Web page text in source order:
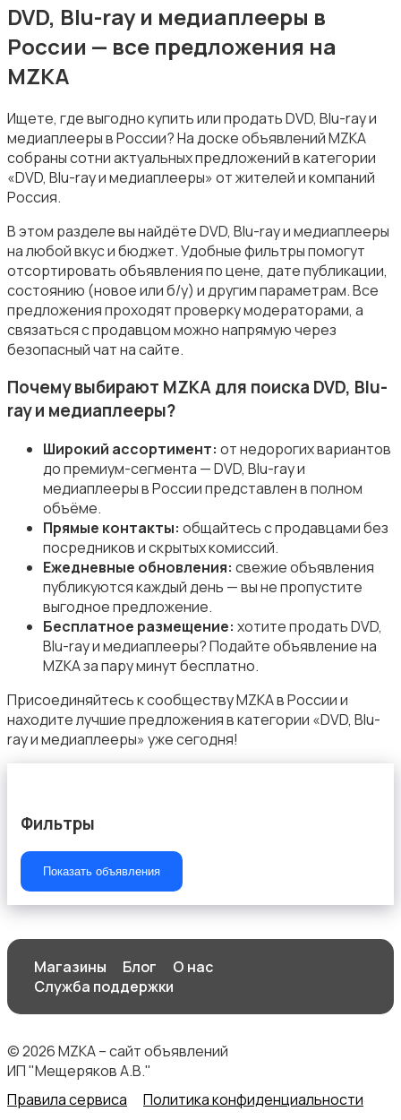
Электронные книги
Спутниковое и цифровое ТВ
Аудиоусилители и ресиверы
Наушники
Микрофоны
Аксессуары
ТВ-приставки
DVD, Blu-ray и медиаплееры в
России — все предложения на
MZKA
Ищете, где выгодно купить или продать DVD, Blu-ray и
медиаплееры в России? На доске объявлений MZKA
собраны сотни актуальных предложений в категории
«DVD, Blu-ray и медиаплееры» от жителей и компаний
Россия.
В этом разделе вы найдёте DVD, Blu-ray и медиаплееры
на любой вкус и бюджет. Удобные фильтры помогут
отсортировать объявления по цене, дате публикации,
состоянию (новое или б/у) и другим параметрам. Все
предложения проходят проверку модераторами, а
связаться с продавцом можно напрямую через
безопасный чат на сайте.
Почему выбирают MZKA для поиска DVD, Blu-
ray и медиаплееры?
Широкий ассортимент: от недорогих вариантов
до премиум-сегмента — DVD, Blu-ray и
медиаплееры в России представлен в полном
объёме.
Прямые контакты: общайтесь с продавцами без
посредников и скрытых комиссий.
Ежедневные обновления: свежие объявления
публикуются каждый день — вы не пропустите
выгодное предложение.
Бесплатное размещение: хотите продать DVD,
Blu-ray и медиаплееры? Подайте объявление на
MZKA за пару минут бесплатно.
Присоединяйтесь к сообществу MZKA в России и
находите лучшие предложения в категории «DVD, Blu-
ray и медиаплееры» уже сегодня!
Фильтры
Показать объявления
Магазины Блог
О нас
Служба поддержки
© 2026 MZKA – сайт объявлений
ИП "Мещеряков А.В."
Правила сервиса
Политика конфиденциальности